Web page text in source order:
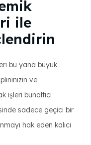
ile
bu yana büyük
ve
işleri bunaltıcı
sadece geçici bir
hak eden kalıcı